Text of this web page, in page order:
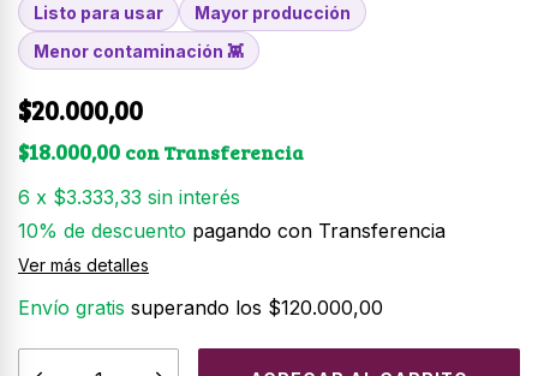
Listo para usar
Mayor producción
Menor contaminación 👾
$20.000,00
$18.000,00 conTransferencia
6 x $3.333,33 sin interés
10% de descuento pagando con Transferencia
Ver más detalles
Envío gratis superando los $120.000,00